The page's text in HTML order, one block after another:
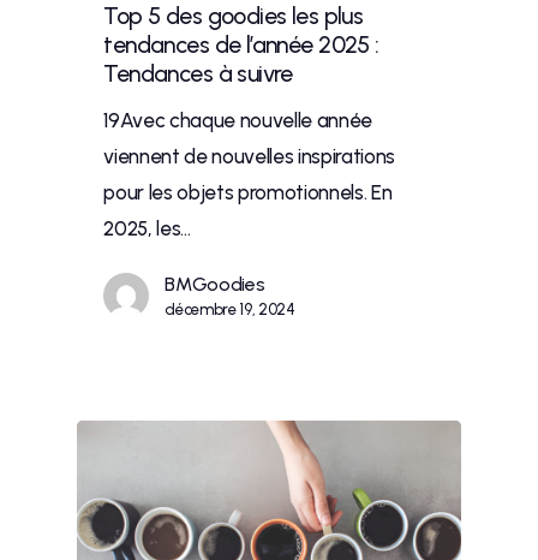
Top 5 des goodies les plus
tendances de l’année 2025 :
Tendances à suivre
19Avec chaque nouvelle année
viennent de nouvelles inspirations
pour les objets promotionnels. En
2025, les…
BMGoodies
décembre 19, 2024